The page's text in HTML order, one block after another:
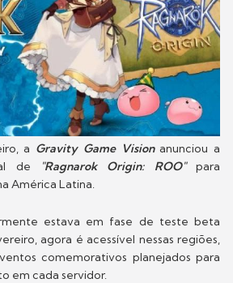
a Gravity Game Visionanunciou a
de
"Ragnarok Origin: ROO"para
América Latina.
estava em fase de teste beta
agora é acessível nessas regiões,
comemorativos planejados para
em cada servidor.